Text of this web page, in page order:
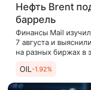
Нефть Brent
баррель
Финансы Mail
7 августа и
на разных биржах в
существенного
OIL-1.92%